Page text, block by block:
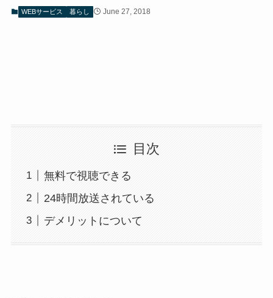
WEBサービス 暮らし June 27, 2018
目次
無料で視聴できる
24時間放送されている
デメリットについて